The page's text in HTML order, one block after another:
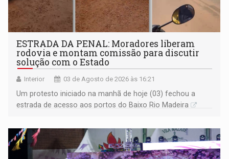
ESTRADA DA PENAL: Moradores liberam
rodovia e montam comissão para discutir
solução com o Estado
Interior 03 de Agosto de 2026 às 16:21
Um protesto iniciado na manhã de hoje (03) fechou a
estrada de acesso aos portos do Baixo Rio Madeira